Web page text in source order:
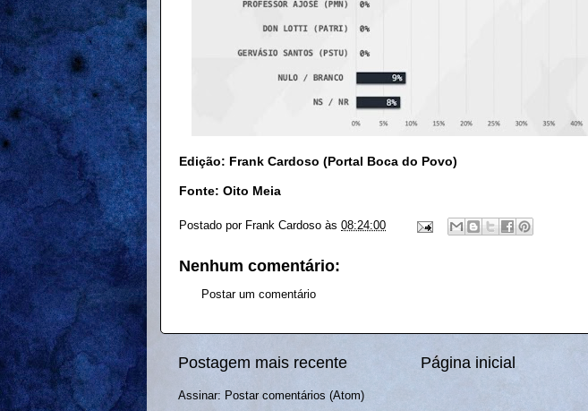
Edição: Frank Cardoso (Portal Boca do Povo)
Fonte: Oito Meia
Postado por Frank Cardoso às 08:24:00
Nenhum comentário:
Postar um comentário
Postagem mais recente Página inicial
Assinar: Postar comentários (Atom)